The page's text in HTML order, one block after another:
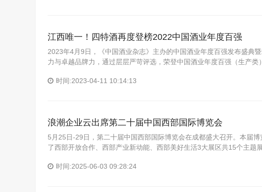
江西唯一！四特酒再度登榜2022中国酒业年度百强
2023年4月9日，《中国酒业杂志》主办的中国酒业年度百强发布盛典
力与卓越品牌力，通过层层严苛评选，荣登中国酒业年度百强（生产
时间:2023-04-11 10:14:13
浪潮企业云出席第二十届中国西部国际博览会
5月25日-29日，第二十届中国西部国际博览会在成都盛大召开。本届
了西部开放合作、西部产业新动能、西部美好生活3大展区共15个主题
时间:2025-06-03 09:28:24